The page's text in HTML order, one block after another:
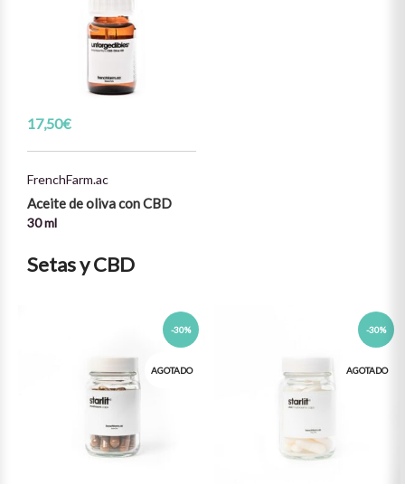
17,50€
FrenchFarm.ac
Aceite de oliva con CBD
30 ml
Setas y CBD
-30%
AGOTADO
-30%
AGOTADO